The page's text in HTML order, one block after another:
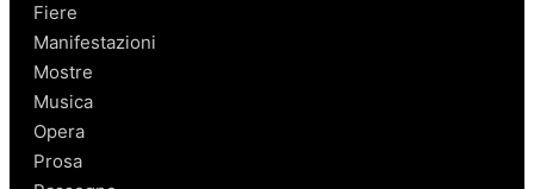
Fiere
Manifestazioni
Mostre
Musica
Opera
Prosa